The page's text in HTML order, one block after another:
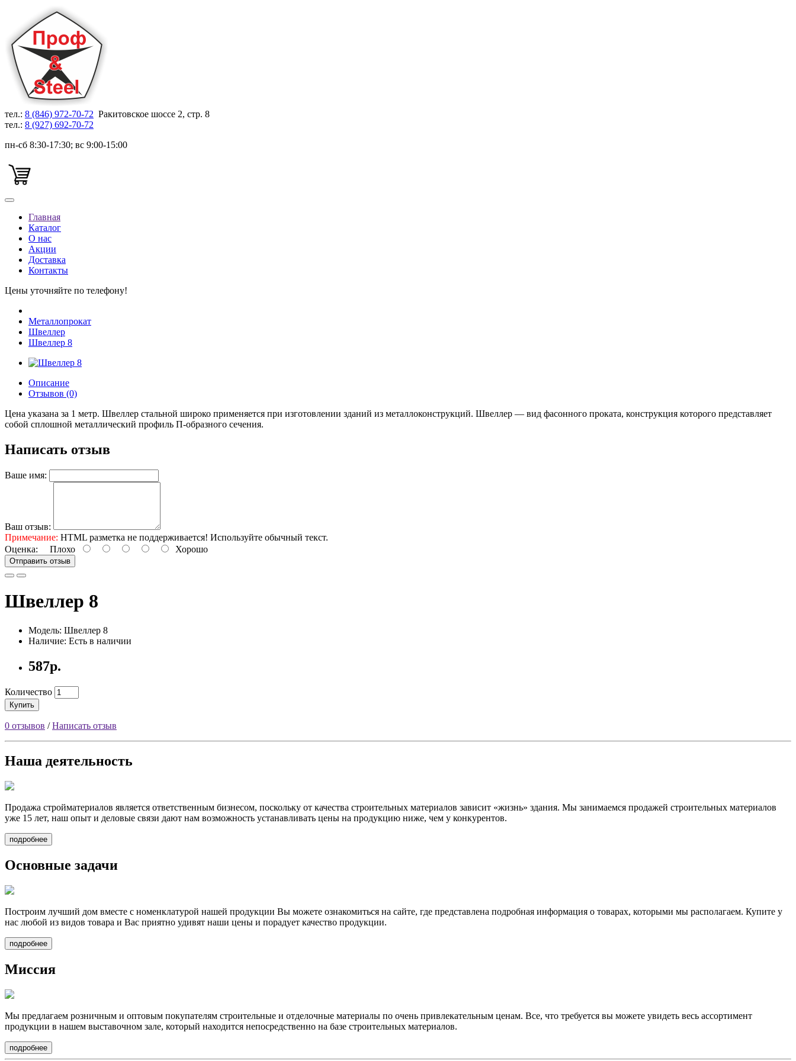
тел.: 8 (846) 972-70-72 Ракитовское шоссе 2, стр. 8
тел.: 8 (927) 692-70-72
пн-сб 8:30-17:30; вс 9:00-15:00
Главная
Каталог
О нас
Акции
Доставка
Контакты
Цены уточняйте по телефону!
Металлопрокат
Швеллер
Швеллер 8
Описание
Отзывов (0)
Цена указана за 1 метр. Швеллер стальной широко применяется при изготовлении зданий из металлоконструкций. Швеллер — вид фасонного проката, конструкция которого представляет
собой сплошной металлический профиль П-образного сечения.
Написать отзыв
Ваше имя:
Ваш отзыв:
Примечание: HTML разметка не поддерживается! Используйте обычный текст.
Оценка: Плохо Хорошо
Отправить отзыв
Швеллер 8
Модель: Швеллер 8
Наличие: Есть в наличии
587р.
Количество
Купить
0 отзывов /Написать отзыв
Наша деятельность
Продажа стройматериалов является ответственным бизнесом, поскольку от качества строительных материалов зависит «жизнь» здания. Мы занимаемся продажей строительных материалов
уже 15 лет, наш опыт и деловые связи дают нам возможность устанавливать цены на продукцию ниже, чем у конкурентов.
подробнее
Основные задачи
Построим лучший дом вместе с номенклатурой нашей продукции Вы можете ознакомиться на сайте, где представлена подробная информация о товарах, которыми мы располагаем. Купите у
нас любой из видов товара и Вас приятно удивят наши цены и порадует качество продукции.
подробнее
Миссия
Мы предлагаем розничным и оптовым покупателям строительные и отделочные материалы по очень привлекательным ценам. Все, что требуется вы можете увидеть весь ассортимент
продукции в нашем выставочном зале, который находится непосредственно на базе строительных материалов.
подробнее